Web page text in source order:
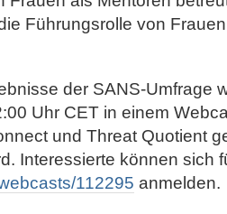
Führungsrolle von
der SANS-Umfrage
Uhr CET in einem
und Threat Quotient
Interessierte können sich
112295 anmelden.